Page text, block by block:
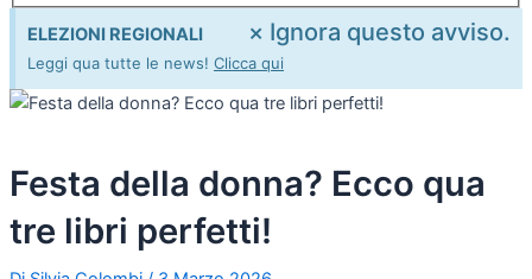
ELEZIONI REGIONALI
Leggi qua tutte le news! Clicca qui
× Ignora questo avviso.
Festa della donna? Ecco qua
tre libri perfetti!